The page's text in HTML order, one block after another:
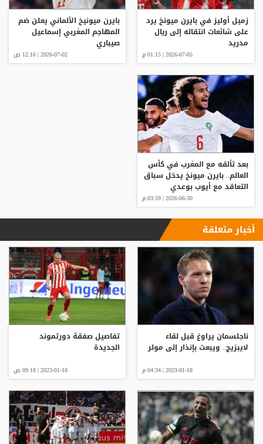
زميل أوليز في بايرن ميونخ يرد
على شائعات انتقاله إلى ريال
مدريد
2026-07-05 | 01:15 م
بايرن ميونيخ الألماني يعلن ضم
المهاجم المغربي إسماعيل
صيباري
2026-07-02 | 12:16 ص
بعد تألقه مع المغرب في كأس
العالم.. بايرن ميونخ يدخل سباق
التعاقد مع أيوب بوعدي
2026-06-30 | 03:59 م
أخبار متعلقة
ناجلسمان يراوغ قبل لقاء
لايبزيج.. ويبعث بإنذار إلى مولر
2023-01-18 | 04:34 م
تفاصيل صفقة دورتموند
الجديدة
2023-01-18 | 09:18 ص